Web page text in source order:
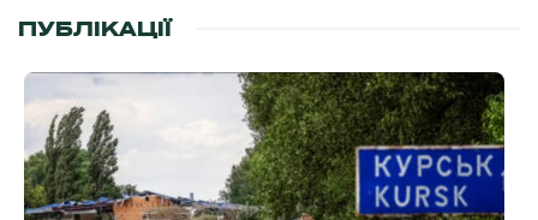
ПУБЛІКАЦІЇ